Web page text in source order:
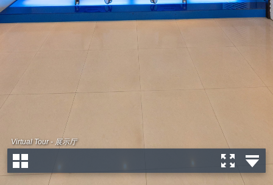
Virtual Tour - 展示厅